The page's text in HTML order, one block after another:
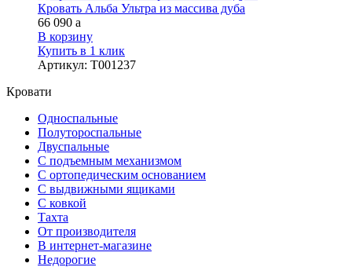
Кровать Альба Ультра из массива дуба
66 090 a
В корзину
Купить в 1 клик
Артикул: Т001237
Кровати
Односпальные
Полутороспальные
Двуспальные
С подъемным механизмом
С ортопедическим основанием
С выдвижными ящиками
С ковкой
Тахта
От производителя
В интернет-магазине
Недорогие